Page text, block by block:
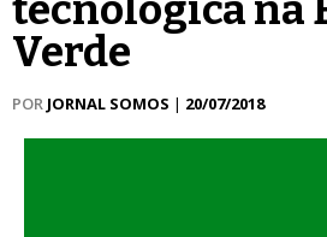
Verde
POR JORNAL SOMOS | 20/07/2018